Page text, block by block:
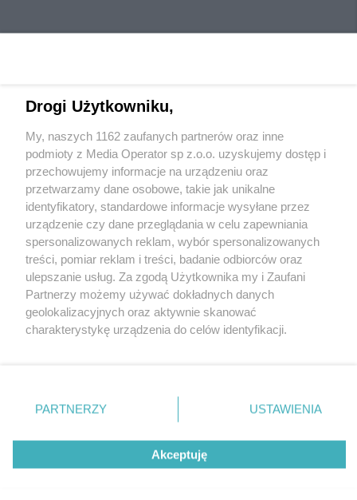
Wydawca mediówlokalnych
Nie zapomnij
zapoznać się z:
polityką prywatności regulamin korzystania z portali
Twojemiasto
Piekary Śląskie
Chorzów
Tarnowskie Góry
Gliwice
Skontakuj sięz nami
Kontakt
Wydawca
Redakcja
Drogi Użytkowniku,
My, naszych 1162 zaufanych partnerów oraz inne
podmioty z Media Operator sp z.o.o. uzyskujemy dostęp i
przechowujemy informacje na urządzeniu oraz
przetwarzamy dane osobowe, takie jak unikalne
identyfikatory, standardowe informacje wysyłane przez
urządzenie czy dane przeglądania w celu zapewniania
spersonalizowanych reklam, wybór spersonalizowanych
treści, pomiar reklam i treści, badanie odbiorców oraz
ulepszanie usług. Za zgodą Użytkownika my i Zaufani
Partnerzy możemy używać dokładnych danych
geolokalizacyjnych oraz aktywnie skanować
charakterystykę urządzenia do celów identyfikacji.
zmienić/wycofać klikając przycisk ustawień prywatności
znajdujący się w lewym dolnym rogu strony
rodzaje przetwarzania danych nie wymagają zgody
użytkownika, ale masz prawo sprzeciwić się takiemu
przetwarzaniu. Preferencje będą miały zastosowania tylko
PARTNERZY USTAWIENIA
Akceptuję